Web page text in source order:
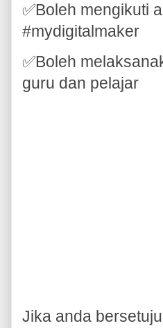
✅Boleh mengikuti
#mydigitalmaker
✅Boleh
guru dan pelajar
Jika anda